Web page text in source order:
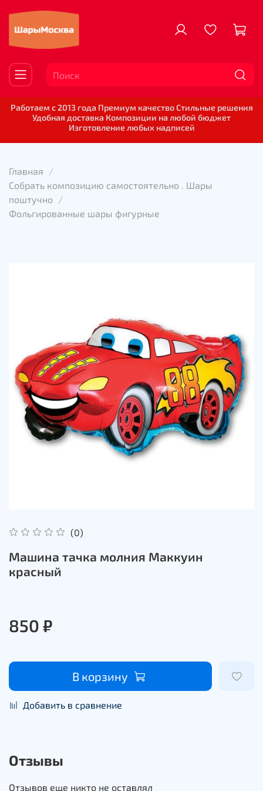
Работаем с 2013 года Премиум качество Стильные решения
Удобная доставка Композиции на любой бюджет
Изготовление любых надписей
Главная
Собрать композицию самостоятельно . Шары
поштучно
Фольгированные шары фигурные
(0)
Машина тачка молния Маккуин
красный
850 ₽
В корзину
Добавить в сравнение
Отзывы
Отзывов еще никто не оставлял